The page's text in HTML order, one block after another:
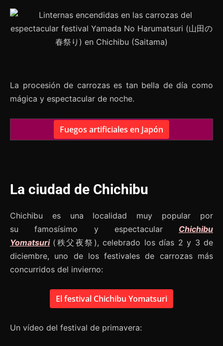
La procesión de carrozas es tan bella de día como
mágica y espectacular de noche.
Fuegos artificiales en Japón
La ciudad de Chichibu
Chichibu es una localidad muy popular por
su famosísimo y espectacular Chichibu
Yomatsuri (秩父夜祭), celebrado los días 2 y 3 de
diciembre, uno de los festivales de carrozas más
concurridos del invierno:
El festival Chichibu Yomatsuri
Un vídeo del festival de primavera: